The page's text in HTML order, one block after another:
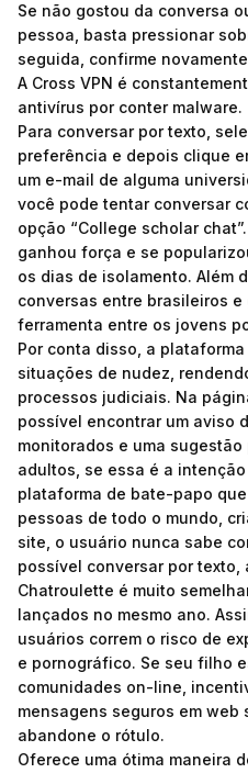
Se não gostou da conversa
pessoa, basta pressionar
seguida, confirme
A Cross VPN é
antivírus por conter malware.
Para conversar por texto,
preferência e depois clique
um e-mail de alguma
você pode tentar conversar
opção “College scholar
ganhou força e se
os dias de isolamento. Além
conversas entre brasileiros
ferramenta entre os jovens
Por conta disso, a
situações de nudez,
processos judiciais. Na
possível encontrar um aviso
monitorados e uma
adultos, se essa é a
plataforma de bate-papo
pessoas de todo o mundo,
site, o usuário nunca sabe
possível conversar por texto,
Chatroulette é muito
lançados no mesmo ano.
usuários correm o risco de
e pornográfico. Se seu filho
comunidades on-line,
mensagens seguros em web
abandone o rótulo.
Oferece uma ótima maneira